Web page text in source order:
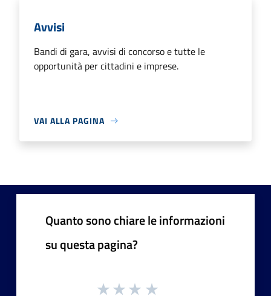
Avvisi
Bandi di gara, avvisi di concorso e tutte le
opportunità per cittadini e imprese.
VAI ALLA PAGINA
Quanto sono chiare le informazioni
su questa pagina?